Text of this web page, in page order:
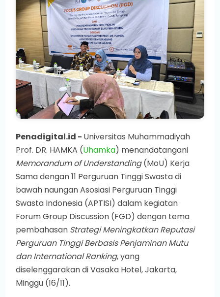
Penadigital.id - Universitas Muhammadiyah
Prof. DR. HAMKA (Uhamka) menandatangani
Memorandum of Understanding(MoU) Kerja
Sama dengan 11 Perguruan Tinggi Swasta di
bawah naungan Asosiasi Perguruan Tinggi
Swasta Indonesia (APTISI) dalam kegiatan
Forum Group Discussion (FGD) dengan tema
pembahasan Strategi Meningkatkan Reputasi
Perguruan Tinggi Berbasis Penjaminan Mutu
dan International Ranking, yang
diselenggarakan di Vasaka Hotel, Jakarta,
Minggu (16/11).